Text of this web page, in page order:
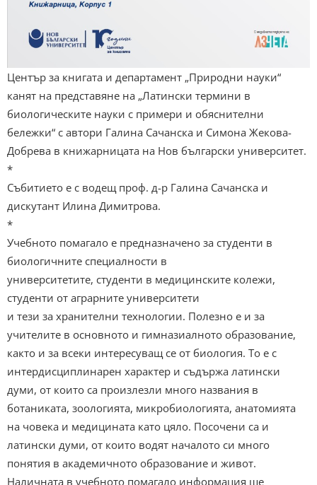
Център за книгата и департамент „Природни науки“
канят на представяне на „Латински термини в
биологическите науки с примери и обяснителни
бележки“ с автори Галина Сачанска и Симона Жекова-
Добрева в книжарницата на Нов български университет.
*
Събитието е с водещ проф. д-р Галина Сачанска и
дискутант Илина Димитрова.
*
Учебното помагало е предназначено за студенти в
биологичните специалности в
университетите, студенти в медицинските колежи,
студенти от аграрните университети
и тези за хранителни технологии. Полезно е и за
учителите в основното и гимназиалното образование,
както и за всеки интересуващ се от биология. То е с
интердисциплинарен характер и съдържа латински
думи, от които са произлезли много названия в
ботаниката, зоологията, микробиологията, анатомията
на човека и медицината като цяло. Посочени са и
латински думи, от които водят началото си много
понятия в академичното образование и живот.
Наличната в учебното помагало информация ще